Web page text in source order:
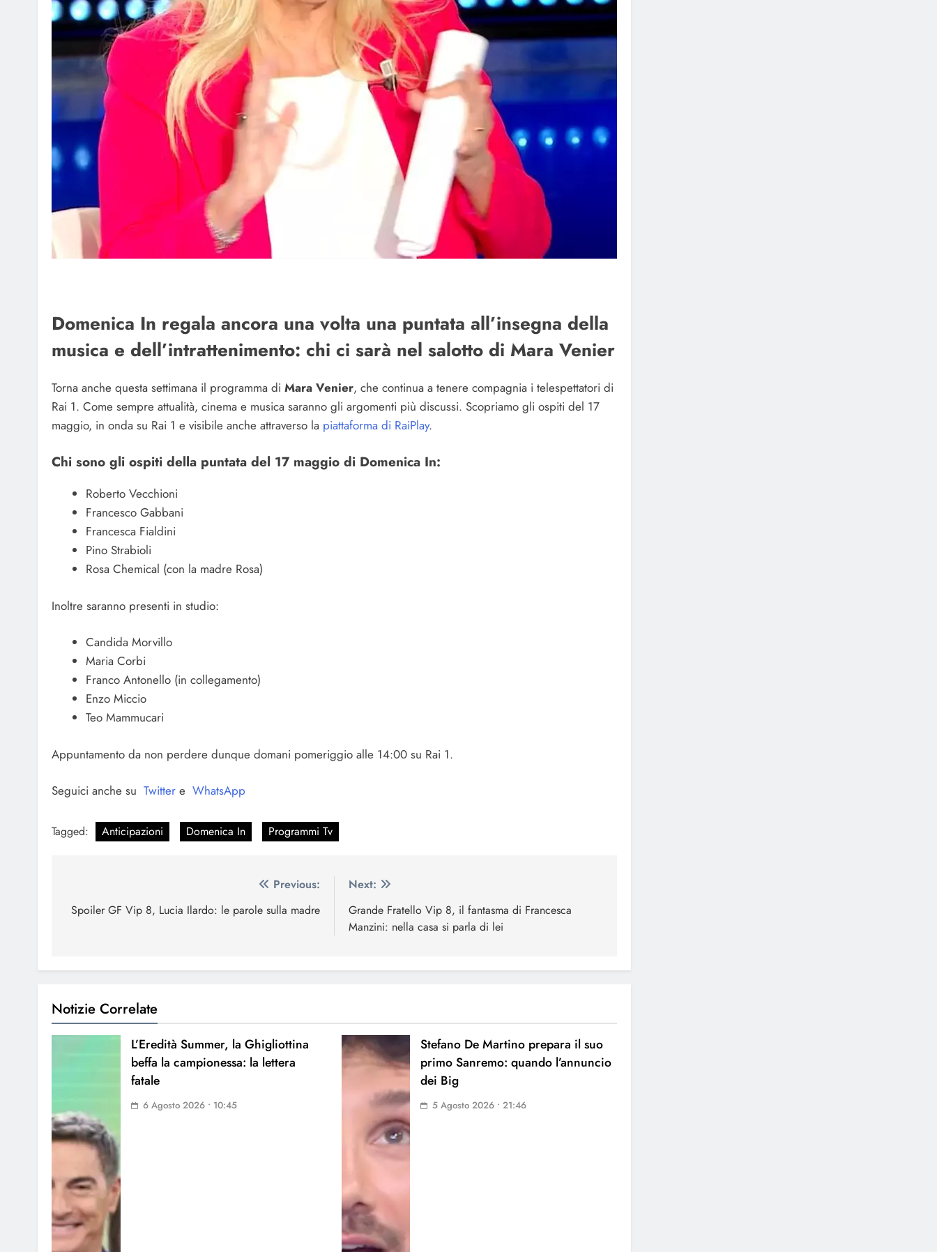
Domenica In regala ancora una volta una puntata all’insegna della
musica e dell’intrattenimento: chi ci sarà nel salotto di Mara Venier
Torna anche questa settimana il programma di Mara Venier, che continua a tenere compagnia i telespettatori di
Rai 1. Come sempre attualità, cinema e musica saranno gli argomenti più discussi. Scopriamo gli ospiti del 17
maggio, in onda su Rai 1 e visibile anche attraverso la piattaforma di RaiPlay.
Chi sono gli ospiti della puntata del 17 maggio di Domenica In:
Roberto Vecchioni
Francesco Gabbani
Francesca Fialdini
Pino Strabioli
Rosa Chemical (con la madre Rosa)
Inoltre saranno presenti in studio:
Candida Morvillo
Maria Corbi
Franco Antonello (in collegamento)
Enzo Miccio
Teo Mammucari
Appuntamento da non perdere dunque domani pomeriggio alle 14:00 su Rai 1.
Seguici anche su Twitter e WhatsApp
Tagged: Anticipazioni Domenica In Programmi Tv
articoli
Previous:
Spoiler GF Vip 8, Lucia Ilardo: le parole sulla madre
Next:
Grande Fratello Vip 8, il fantasma di Francesca
Manzini: nella casa si parla di lei
Notizie Correlate
L’Eredità Summer, la Ghigliottina
beffa la campionessa: la lettera
fatale
6 Agosto 2026 • 10:45
Stefano De Martino prepara il suo
primo Sanremo: quando l’annuncio
dei Big
5 Agosto 2026 • 21:46